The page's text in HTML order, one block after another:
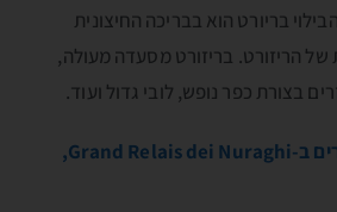
בריורט הוא בבריכה החיצונית
הריזורט. בריזורט מסעדה מעולה,
בצורת כפר נופש, לובי גדול ועוד.
לבדיקת זמינות ומחירים ב-Grand Relais dei Nuraghi,